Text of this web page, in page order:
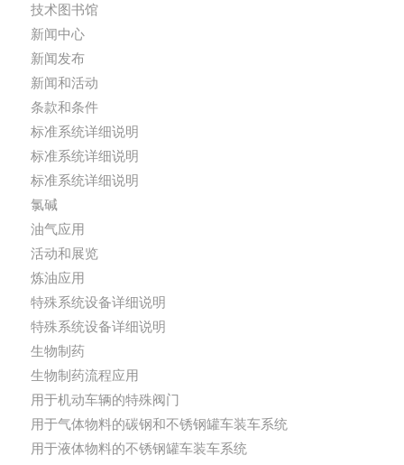
技术图书馆
新闻中心
新闻发布
新闻和活动
条款和条件
标准系统详细说明
标准系统详细说明
标准系统详细说明
氯碱
油气应用
活动和展览
炼油应用
特殊系统设备详细说明
特殊系统设备详细说明
生物制药
生物制药流程应用
用于机动车辆的特殊阀门
用于气体物料的碳钢和不锈钢罐车装车系统
用于液体物料的不锈钢罐车装车系统